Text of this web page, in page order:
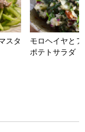
スタ
モロヘイヤと
ポテトサラダ